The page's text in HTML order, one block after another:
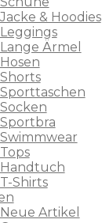
Jacke & Hoodies
Leggings
Lange Ärmel
Hosen
Shorts
Sporttaschen
Socken
Sportbra
Swimmwear
Tops
Handtuch
T-Shirts
Neue Artikel